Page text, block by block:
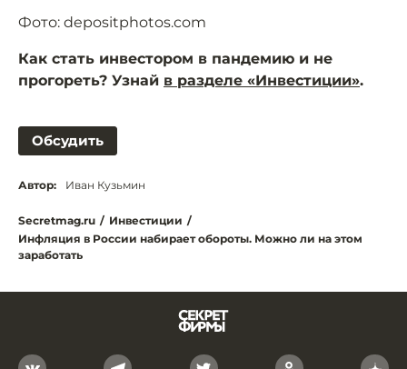
Фото: depositphotos.com
Как стать инвестором в пандемию и не
прогореть? Узнай в разделе «Инвестиции».
Обсудить
Автор: Иван Кузьмин
Secretmag.ru / Инвестиции /
Инфляция в России набирает обороты. Можно ли на этом
заработать